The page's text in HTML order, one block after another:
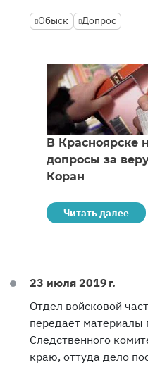
Обыск Допрос
В Красноярске
допросы за
Коран
Читать далее
23 июля 2019 г.
Отдел войсковой
передает материалы
Следственного
краю, оттуда дело